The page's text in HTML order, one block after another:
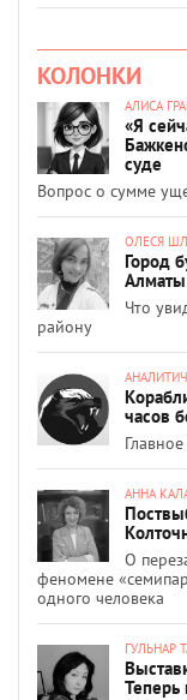
КОЛОНКИ
АЛИСА
«Я
суде
Вопрос о сумме
ОЛЕСЯ
Город
Алматы
Что
району
часов
АННА
О
феномене
одного человека
ГУЛЬНАР
Теперь